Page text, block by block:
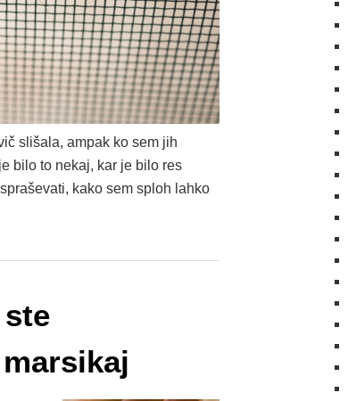
slišala, ampak ko sem jih
bilo to nekaj, kar je bilo res
kako sem sploh lahko